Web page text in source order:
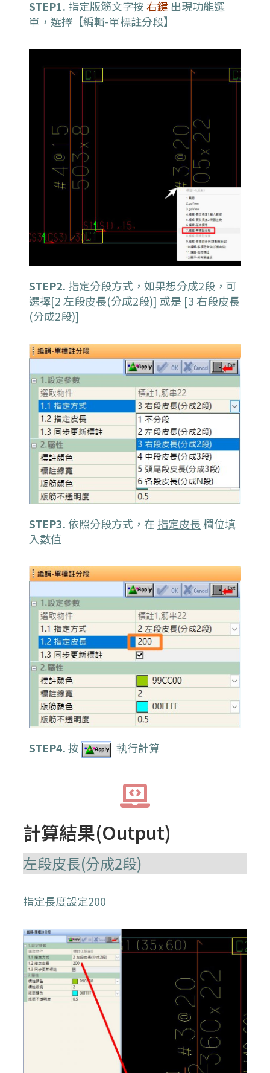
STEP1. 指定版筋文字按右鍵 出現功能選
單，選擇【編輯-單標註分段】
STEP2. 指定分段方式，如果想分成2段，可
選擇[2 左段皮長(分成2段)] 或是 [3 右段皮長
(分成2段)]
STEP3.依照分段方式，在 指定皮長欄位填
入數值
STEP4.按 執行計算
計算結果(Output)
左段皮長(分成2段)
指定長度設定200